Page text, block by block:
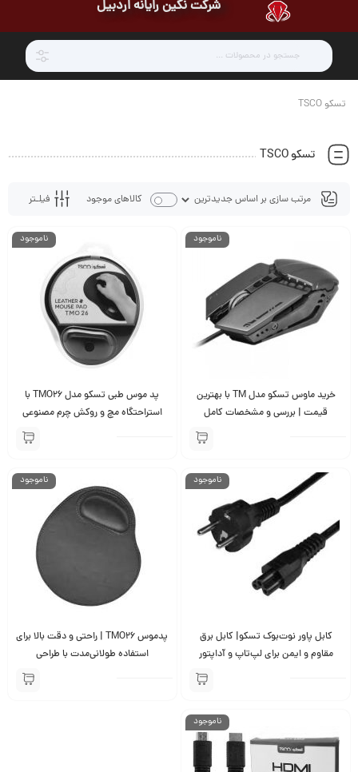
شرکت نگین رایانه اردبیل
تسکو TSCO
تسکو TSCO
فیلـتر کالاهای موجود
ناموجود
خرید ماوس تسکو مدل TM با بهترین
قیمت | بررسی و مشخصات کامل
ناموجود
پد موس طبی تسکو مدل TMO26 با
استراحتگاه مچ و روکش چرم مصنوعی
ناموجود
کابل پاور نوت‌بوک تسکو| کابل برق
مقاوم و ایمن برای لپ‌تاپ و آداپتور
ناموجود
پدموس TMO26 | راحتی و دقت بالا برای
استفاده طولانی‌مدت با طراحی
ناموجود